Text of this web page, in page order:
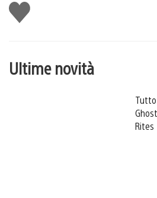
Mi
piace
Ultime novità
Tutto
Rites